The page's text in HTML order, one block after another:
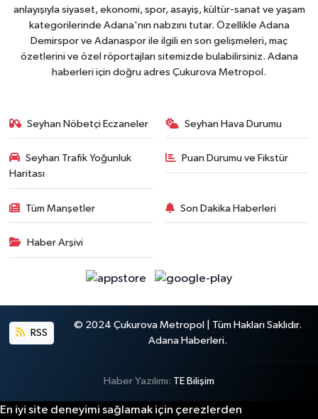
anlayışıyla siyaset, ekonomi, spor, asayiş, kültür-sanat ve yaşam
kategorilerinde Adana'nın nabzını tutar. Özellikle Adana
Demirspor ve Adanaspor ile ilgili en son gelişmeleri, maç
özetlerini ve özel röportajları sitemizde bulabilirsiniz. Adana
haberleri için doğru adres Çukurova Metropol.
Seyhan Nöbetçi Eczaneler Seyhan Hava Durumu
Seyhan Trafik Yoğunluk
Haritası
Puan Durumu ve Fikstür
Tüm Manşetler Son Dakika Haberleri
Haber Arşivi
RSS
© 2024 Çukurova Metropol | Tüm Hakları Saklıdır.
Adana Haberleri.
Haber Yazılımı: TE Bilişim
En iyi site deneyimi sağlamak için çerezlerden